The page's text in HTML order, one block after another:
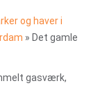
og haver i
» Det gamle
gasværk,